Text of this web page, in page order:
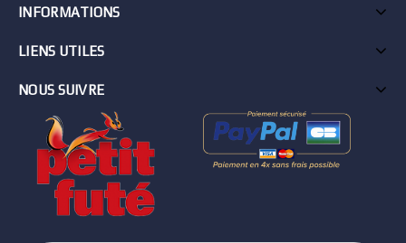
INFORMATIONS
LIENS UTILES
NOUS SUIVRE